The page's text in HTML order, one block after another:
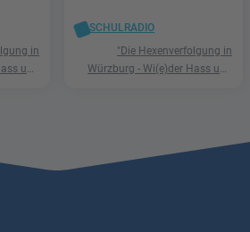
in
und
SCHULRADIO
"Die Hexenverfolgung in
Würzburg - Wi(e)der Hass und